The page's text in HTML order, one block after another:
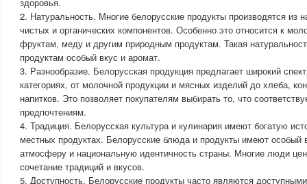
2. Натуральность. Многие белорусские продукты производятся из
чистых и органических компонентов. Особенно это относится к
фруктам, меду и другим природным продуктам. Такая
продуктам особый вкус и аромат.
3. Разнообразие. Белорусская продукция предлагает широкий
категориях, от молочной продукции и мясных изделий до хлеба,
напитков. Это позволяет покупателям выбирать то, что
предпочтениям.
4. Традиция. Белорусская культура и кулинария имеют богатую
местных продуктах. Белорусские блюда и продукты имеют особый
атмосферу и национальную идентичность страны. Многие люди
сочетание традиций и вкусов.
5. Доступность. Белорусские продукты часто являются